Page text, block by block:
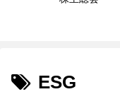
ESG